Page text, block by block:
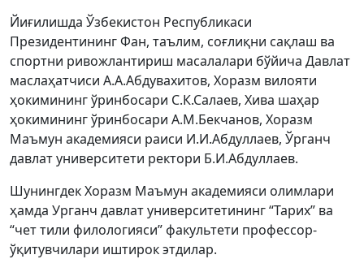
Йиғилишда Ўзбекистон Республикаси
Президентининг Фан, таълим, соғлиқни сақлаш ва
спортни ривожлантириш масалалари бўйича Давлат
маслаҳатчиси А.А.Абдувахитов, Хоразм вилояти
ҳокимининг ўринбосари С.К.Салаев, Хива шаҳар
ҳокимининг ўринбосари А.М.Бекчанов, Хоразм
Маъмун академияси раиси И.И.Абдуллаев, Ўрганч
давлат университети ректори Б.И.Абдуллаев.
Шунингдек Хоразм Маъмун академияси олимлари
ҳамда Урганч давлат университетининг “Тарих” ва
“чет тили филологияси” факультети профессор-
ўқитувчилари иштирок этдилар.